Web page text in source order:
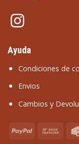
Ayuda
Condiciones de
Envios
Cambios y